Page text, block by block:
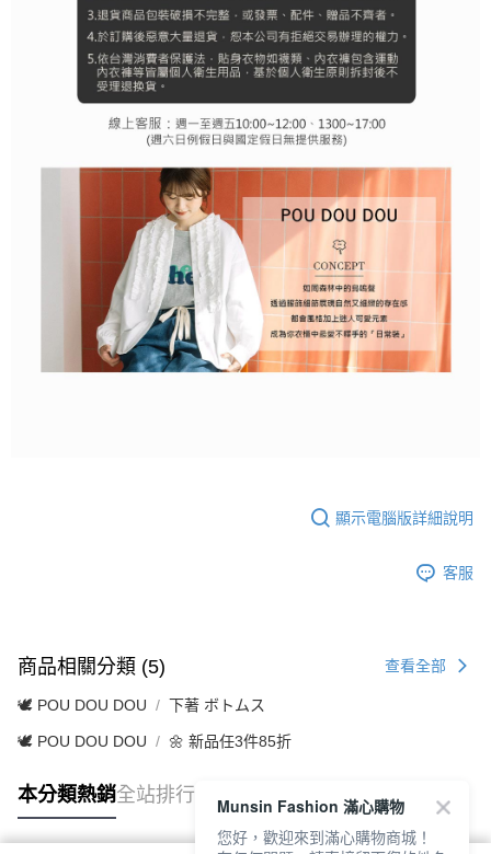
顯示電腦版詳細說明
客服
商品相關分類 (5) 查看全部
🕊️ POU DOU DOU 下著 ボトムス
🕊️ POU DOU DOU 🌼 新品任3件85折
本分類熱銷全站排行
Munsin Fashion 滿心購物
您好，歡迎來到滿心購物商城！